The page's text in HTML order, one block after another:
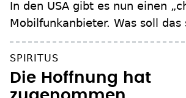
In den USA gibt es nun einen
SPIRITUS
Die Hoffnung hat